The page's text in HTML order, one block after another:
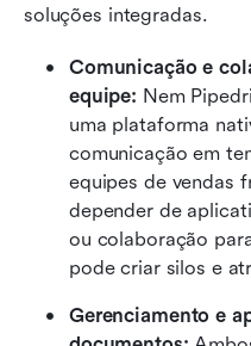
soluções integradas.
Comunicação e
equipe: Nem
uma plataforma
comunicação em
equipes de vendas
depender de
ou colaboração
pode criar silos e
Gerenciamento e